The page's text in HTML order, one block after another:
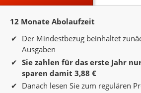
12 Monate Abolaufzeit
12 Monate Laufzeit
Der Mindestbezug beinhaltet
Ausgaben
Sie zahlen für das erste Jahr
sparen damit 3,88 €
Danach lesen Sie zum regulären